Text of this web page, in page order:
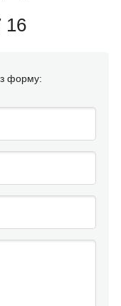
16
форму: